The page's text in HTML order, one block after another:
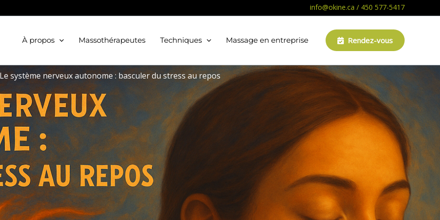
info@okine.ca / 450 577-5417
À propos Massothérapeutes Techniques Massage en entreprise Rendez-vous
Le système nerveux autonome : basculer du stress au repos